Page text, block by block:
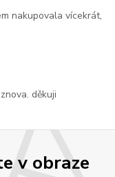
v obraze
nakupovala vícekrát,
děkuji